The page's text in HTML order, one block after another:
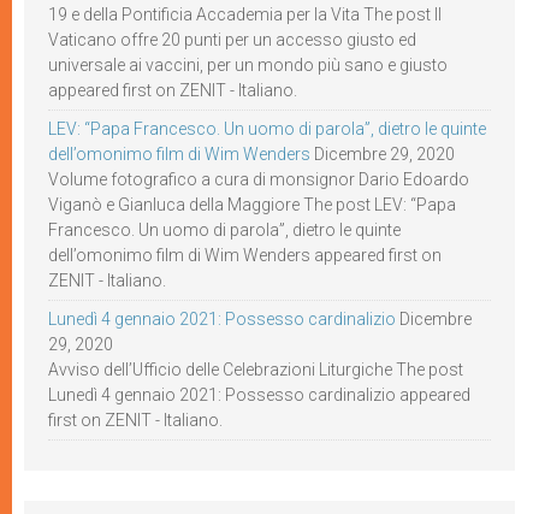
19 e della Pontificia Accademia per la Vita The post Il
Vaticano offre 20 punti per un accesso giusto ed
universale ai vaccini, per un mondo più sano e giusto
appeared first on ZENIT - Italiano.
LEV: “Papa Francesco. Un uomo di parola”, dietro le quinte
dell’omonimo film di Wim Wenders Dicembre 29, 2020
Volume fotografico a cura di monsignor Dario Edoardo
Viganò e Gianluca della Maggiore The post LEV: “Papa
Francesco. Un uomo di parola”, dietro le quinte
dell’omonimo film di Wim Wenders appeared first on
ZENIT - Italiano.
Lunedì 4 gennaio 2021: Possesso cardinalizio Dicembre
29, 2020
Avviso dell’Ufficio delle Celebrazioni Liturgiche The post
Lunedì 4 gennaio 2021: Possesso cardinalizio appeared
first on ZENIT - Italiano.